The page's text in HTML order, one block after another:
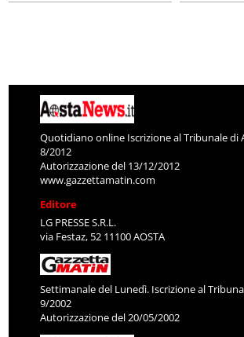
Quotidiano online Iscrizione al Tribunale di
8/2012
Autorizzazione del 13/12/2012
www.gazzettamatin.com
Editore
LG PRESSE S.R.L.
via Festaz, 52 11100 AOSTA
Settimanale del Lunedì. Iscrizione al
9/2002
Autorizzazione del 20/05/2002